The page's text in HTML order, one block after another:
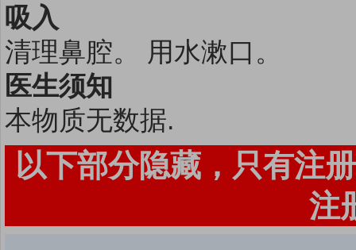
吸入
清理鼻腔。 用水漱口。
医生须知
本物质无数据.
以下部分隐藏，只有注
注